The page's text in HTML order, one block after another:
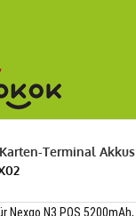
Karten-Terminal Akkus